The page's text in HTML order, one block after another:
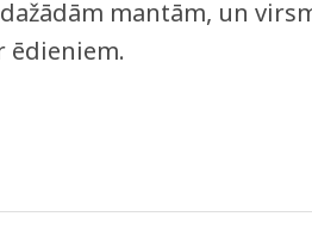
mantām, un
ēdieniem.